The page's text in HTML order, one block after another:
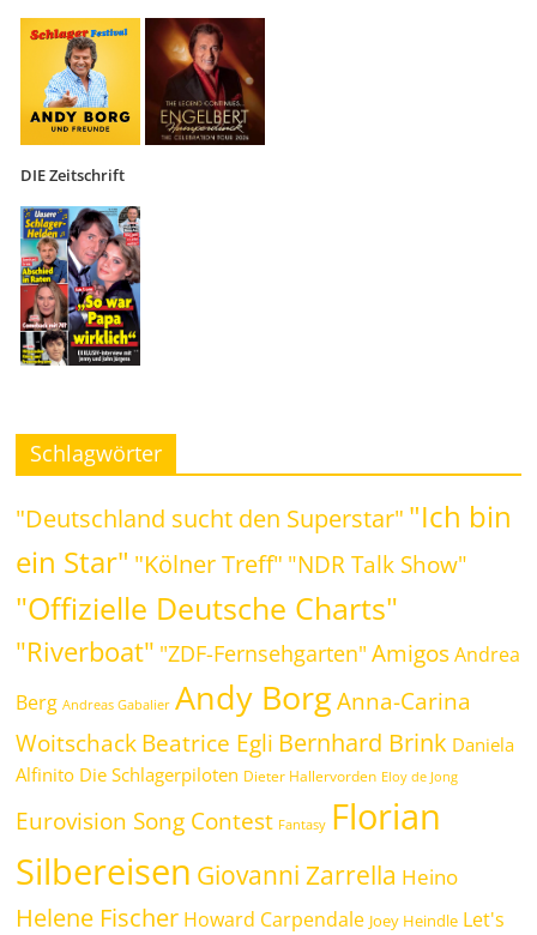
DIE Zeitschrift
Schlagwörter
"Deutschland sucht den Superstar" "Ich bin
ein Star" "Kölner Treff" "NDR Talk Show"
"Offizielle Deutsche Charts"
"Riverboat" "ZDF-Fernsehgarten" Amigos Andrea
Berg Andreas Gabalier Andy Borg Anna-Carina
WoitschackBeatrice Egli Bernhard Brink Daniela
Alfinito Die Schlagerpiloten Dieter Hallervorden Eloy de Jong
Eurovision Song Contest Fantasy Florian
Silbereisen Giovanni Zarrella Heino
Helene Fischer Howard Carpendale Joey Heindle Let's